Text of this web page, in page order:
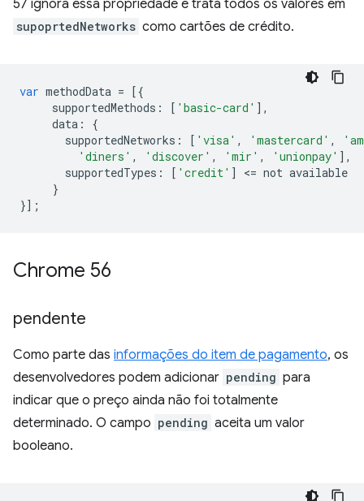
57 ignora essa propriedade e trata todos os valores em
supoprtedNetworks como cartões de crédito.
var methodData = [{
supportedMethods : [ 'basic-card' ],
data :
{
supportedNetworks : [ 'visa' , 'mastercard' ,
'diners' , 'discover' , 'mir' , 'unionpay' ],
supportedTypes : [ 'credit' ] <= not available
}
}];
Chrome 56
pendente
Como parte das informações do item de pagamento, os
desenvolvedores podem adicionar pending para
indicar que o preço ainda não foi totalmente
determinado. O campo pending aceita um valor
booleano.